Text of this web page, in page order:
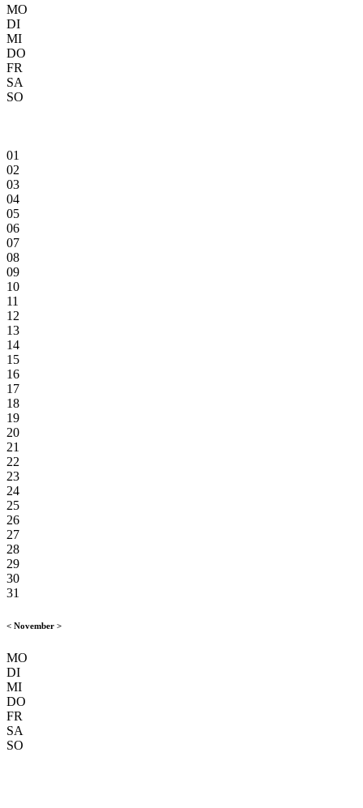
MO
DI
MI
DO
FR
SA
SO
01
02
03
04
05
06
07
08
09
10
11
12
13
14
15
16
17
18
19
20
21
22
23
24
25
26
27
28
29
30
31
< November >
MO
DI
MI
DO
FR
SA
SO